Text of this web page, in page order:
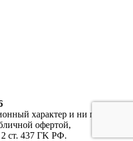
характер и ни при
офертой,
ст. 437 ГK РФ.